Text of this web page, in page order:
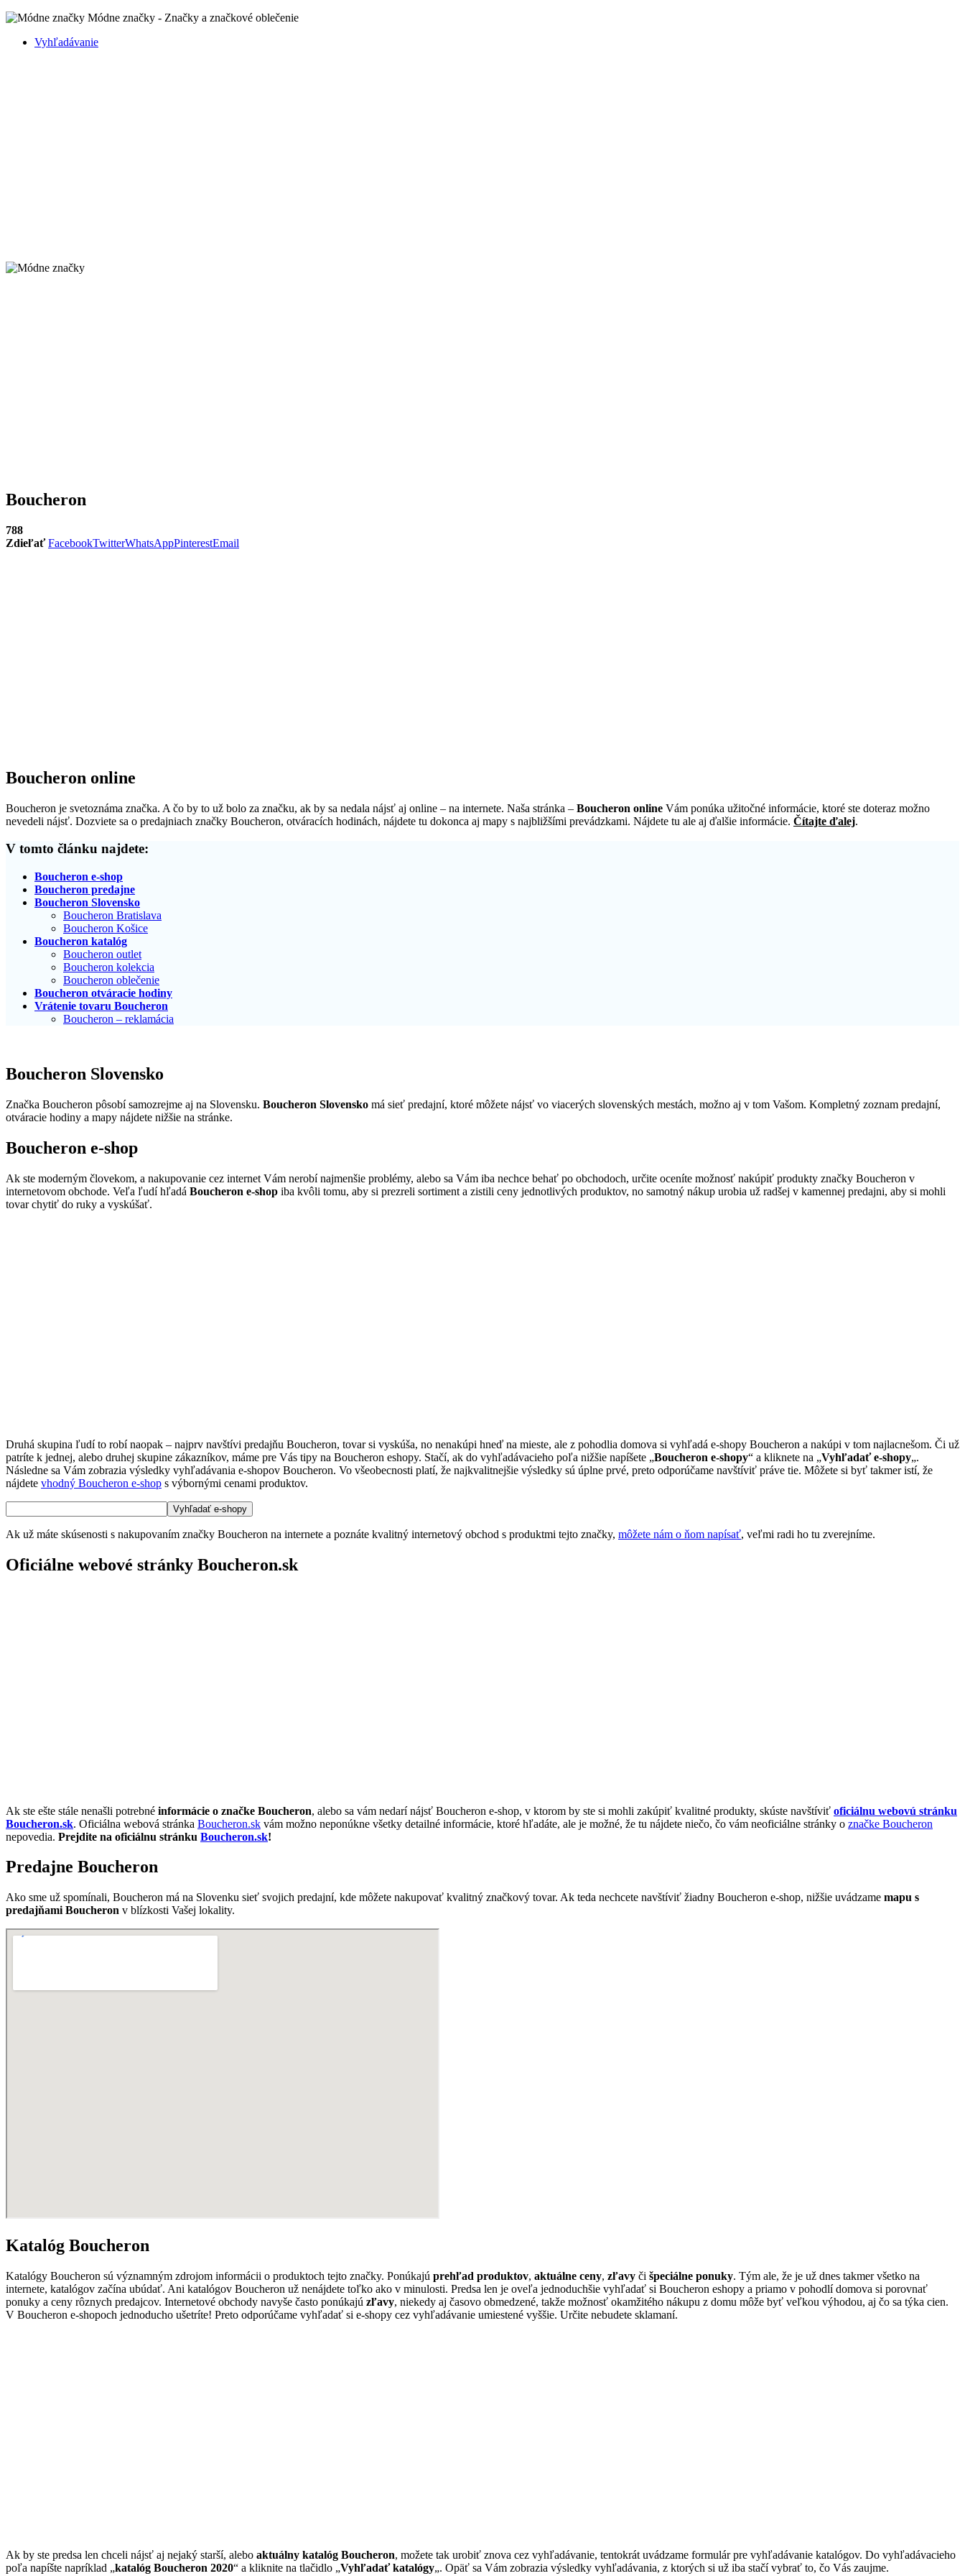
Módne značky - Značky a značkové oblečenie
Vyhľadávanie
Boucheron
788
Zdieľať FacebookTwitterWhatsAppPinterestEmail
Boucheron online
Boucheron je svetoznáma značka. A čo by to už bolo za značku, ak by sa nedala nájsť aj online – na internete. Naša stránka – Boucheron online Vám ponúka užitočné informácie, ktoré ste doteraz možno
nevedeli nájsť. Dozviete sa o predajniach značky Boucheron, otváracích hodinách, nájdete tu dokonca aj mapy s najbližšími prevádzkami. Nájdete tu ale aj ďalšie informácie. Čítajte ďalej.
V tomto článku najdete:
Boucheron e-shop
Boucheron predajne
Boucheron Slovensko
Boucheron Bratislava
Boucheron Košice
Boucheron katalóg
Boucheron outlet
Boucheron kolekcia
Boucheron oblečenie
Boucheron otváracie hodiny
Vrátenie tovaru Boucheron
Boucheron – reklamácia
Boucheron Slovensko
Značka Boucheron pôsobí samozrejme aj na Slovensku. Boucheron Slovensko má sieť predajní, ktoré môžete nájsť vo viacerých slovenských mestách, možno aj v tom Vašom. Kompletný zoznam predajní,
otváracie hodiny a mapy nájdete nižšie na stránke.
Boucheron e-shop
Ak ste moderným človekom, a nakupovanie cez internet Vám nerobí najmenšie problémy, alebo sa Vám iba nechce behať po obchodoch, určite oceníte možnosť nakúpiť produkty značky Boucheron v
internetovom obchode. Veľa ľudí hľadá Boucheron e-shop iba kvôli tomu, aby si prezreli sortiment a zistili ceny jednotlivých produktov, no samotný nákup urobia už radšej v kamennej predajni, aby si mohli
tovar chytiť do ruky a vyskúšať.
Druhá skupina ľudí to robí naopak – najprv navštívi predajňu Boucheron, tovar si vyskúša, no nenakúpi hneď na mieste, ale z pohodlia domova si vyhľadá e-shopy Boucheron a nakúpi v tom najlacnešom. Či už
patríte k jednej, alebo druhej skupine zákazníkov, máme pre Vás tipy na Boucheron eshopy. Stačí, ak do vyhľadávacieho poľa nižšie napíšete „Boucheron e-shopy“ a kliknete na „Vyhľadať e-shopy„.
Následne sa Vám zobrazia výsledky vyhľadávania e-shopov Boucheron. Vo všeobecnosti platí, že najkvalitnejšie výsledky sú úplne prvé, preto odporúčame navštíviť práve tie. Môžete si byť takmer istí, že
nájdete vhodný Boucheron e-shop s výbornými cenami produktov.
Ak už máte skúsenosti s nakupovaním značky Boucheron na internete a poznáte kvalitný internetový obchod s produktmi tejto značky, môžete nám o ňom napísať, veľmi radi ho tu zverejníme.
Oficiálne webové stránky Boucheron.sk
Ak ste ešte stále nenašli potrebné informácie o značke Boucheron, alebo sa vám nedarí nájsť Boucheron e-shop, v ktorom by ste si mohli zakúpiť kvalitné produkty, skúste navštíviť oficiálnu webovú stránku
Boucheron.sk. Oficiálna webová stránka Boucheron.sk vám možno neponúkne všetky detailné informácie, ktoré hľadáte, ale je možné, že tu nájdete niečo, čo vám neoficiálne stránky o značke Boucheron
nepovedia. Prejdite na oficiálnu stránku Boucheron.sk!
Predajne Boucheron
Ako sme už spomínali, Boucheron má na Slovenku sieť svojich predajní, kde môžete nakupovať kvalitný značkový tovar. Ak teda nechcete navštíviť žiadny Boucheron e-shop, nižšie uvádzame mapu s
predajňami Boucheron v blízkosti Vašej lokality.
Katalóg Boucheron
Katalógy Boucheron sú významným zdrojom informácii o produktoch tejto značky. Ponúkajú prehľad produktov, aktuálne ceny, zľavy či špeciálne ponuky. Tým ale, že je už dnes takmer všetko na
internete, katalógov začína ubúdať. Ani katalógov Boucheron už nenájdete toľko ako v minulosti. Predsa len je oveľa jednoduchšie vyhľadať si Boucheron eshopy a priamo v pohodlí domova si porovnať
ponuky a ceny rôznych predajcov. Internetové obchody navyše často ponúkajú zľavy, niekedy aj časovo obmedzené, takže možnosť okamžitého nákupu z domu môže byť veľkou výhodou, aj čo sa týka cien.
V Boucheron e-shopoch jednoducho ušetríte! Preto odporúčame vyhľadať si e-shopy cez vyhľadávanie umiestené vyššie. Určite nebudete sklamaní.
Ak by ste predsa len chceli nájsť aj nejaký starší, alebo aktuálny katalóg Boucheron, možete tak urobiť znova cez vyhľadávanie, tentokrát uvádzame formulár pre vyhľadávanie katalógov. Do vyhľadávacieho
poľa napíšte napríklad „katalóg Boucheron 2020“ a kliknite na tlačidlo „Vyhľadať katalógy„. Opäť sa Vám zobrazia výsledky vyhľadávania, z ktorých si už iba stačí vybrať to, čo Vás zaujme.